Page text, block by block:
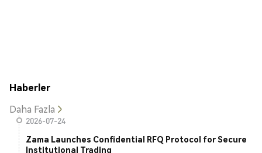
Haberler
Daha Fazla
2026-07-24
Zama Launches Confidential RFQ Protocol for Secure
Institutional Trading